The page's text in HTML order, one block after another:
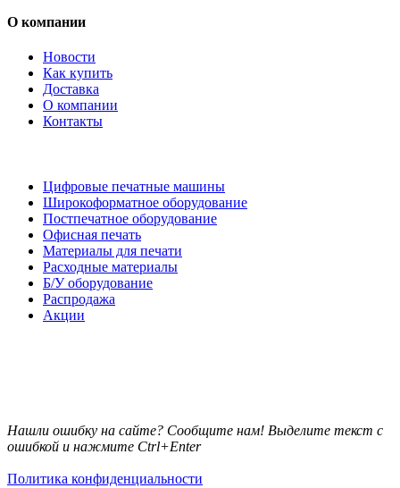
О компании
Новости
Как купить
Доставка
О компании
Контакты
Цифровые печатные машины
Широкоформатное оборудование
Постпечатное оборудование
Офисная печать
Материалы для печати
Расходные материалы
Б/У оборудование
Распродажа
Акции
Нашли ошибку на сайте? Сообщите нам! Выделите текст с
ошибкой и нажмите Ctrl+Enter
Политика конфиденциальности